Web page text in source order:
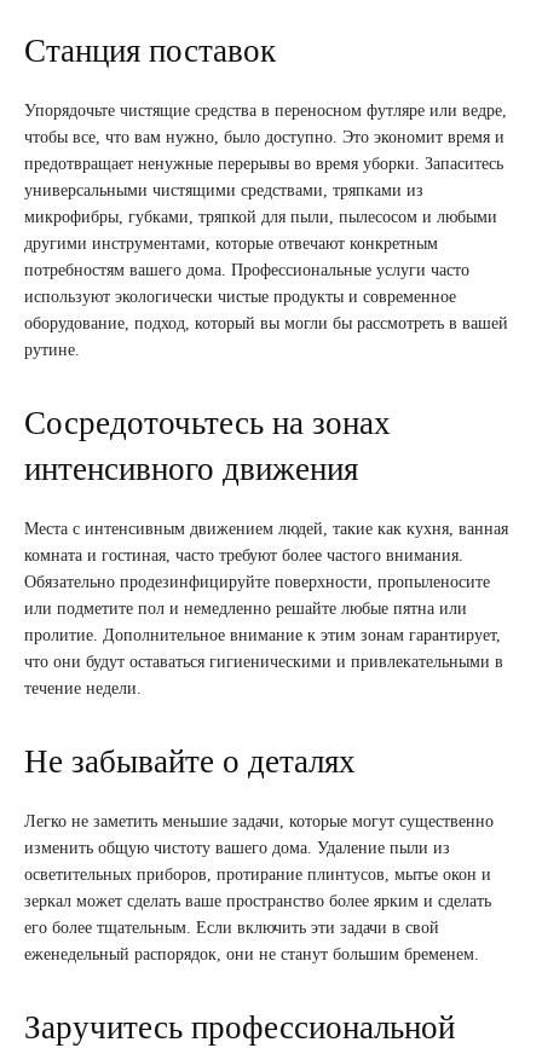
Станция поставок
Упорядочьте чистящие средства в переносном футляре или ведре,
чтобы все, что вам нужно, было доступно. Это экономит время и
предотвращает ненужные перерывы во время уборки. Запаситесь
универсальными чистящими средствами, тряпками из
микрофибры, губками, тряпкой для пыли, пылесосом и любыми
другими инструментами, которые отвечают конкретным
потребностям вашего дома. Профессиональные услуги часто
используют экологически чистые продукты и современное
оборудование, подход, который вы могли бы рассмотреть в вашей
рутине.
Сосредоточьтесь на зонах
интенсивного движения
Места с интенсивным движением людей, такие как кухня, ванная
комната и гостиная, часто требуют более частого внимания.
Обязательно продезинфицируйте поверхности, пропыленосите
или подметите пол и немедленно решайте любые пятна или
пролитие. Дополнительное внимание к этим зонам гарантирует,
что они будут оставаться гигиеническими и привлекательными в
течение недели.
Не забывайте о деталях
Легко не заметить меньшие задачи, которые могут существенно
изменить общую чистоту вашего дома. Удаление пыли из
осветительных приборов, протирание плинтусов, мытье окон и
зеркал может сделать ваше пространство более ярким и сделать
его более тщательным. Если включить эти задачи в свой
еженедельный распорядок, они не станут большим бременем.
Заручитесь профессиональной